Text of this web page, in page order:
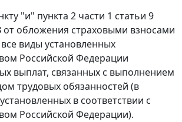
"и" пункта 2 части 1 статьи 9
от обложения страховыми взносами
виды установленных
Российской Федерации
выплат, связанных с выполнением
трудовых обязанностей (в
в соответствии с
Российской Федерации).